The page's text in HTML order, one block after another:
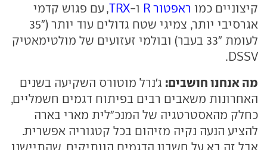
קיצוניים כמו ראפטור R ו-TRX, עם פגוש קדמי
אגרסיבי יותר, צמיגי שטח גדולים עוד יותר ("35
לעומת "33 בעבר) ובולמי זעזועים של מולטימאטיק
DSSV.
מה אנחנו חושבים: ג'נרל מוטורס השקיעה בשנים
האחרונות משאבים רבים בפיתוח דגמים חשמליים,
כחלק מהאסטרטגיה של המנכ"לית מארי בארה
להציע הנעה נקיה מזיהום בכל קטגוריה אפשרית.
אבל זה בא על חשבון הדגמים הוותיקים, שהתיישנו